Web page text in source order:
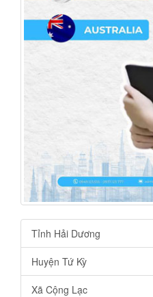
Tỉnh Hải Dương
Huyện Tứ Kỳ
Xã Cộng Lạc